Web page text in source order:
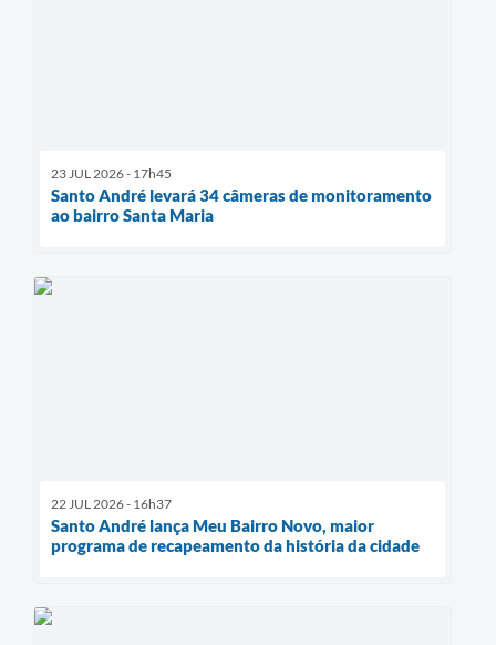
23 JUL 2026 - 17h45
Santo André levará 34 câmeras de monitoramento
ao bairro Santa Maria
22 JUL 2026 - 16h37
Santo André lança Meu Bairro Novo, maior
programa de recapeamento da história da cidade